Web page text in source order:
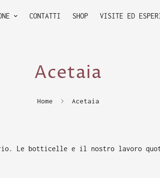
CONTATTI SHOP VISITE ED
Acetaia
Home Acetaia
Le botticelle e il nostro lavoro